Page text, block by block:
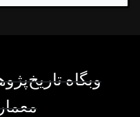
وبگاه